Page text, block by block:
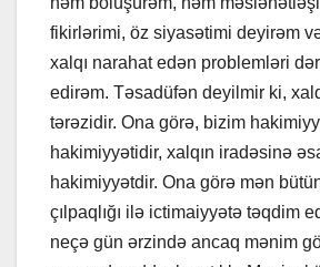
fikirlərimi, öz siyasətimi deyirəm
xalqı narahat edən problemləri
edirəm. Təsadüfən deyilmir ki,
tərəzidir. Ona görə, bizim
hakimiyyətidir, xalqın iradəsinə
hakimiyyətdir. Ona görə mən
çılpaqlığı ilə ictimaiyyətə təqdim
neçə gün ərzində ancaq mənim